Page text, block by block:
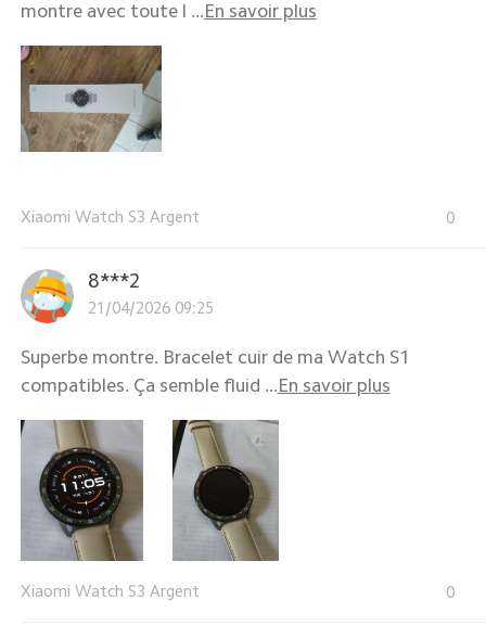
montre avec toute l ... En savoir plus
Xiaomi Watch S3 Argent 0
8***2
21/04/2026 09:25
Superbe montre. Bracelet cuir de ma Watch S1
compatibles. Ça semble fluid ...En savoir plus
Xiaomi Watch S3 Argent 0